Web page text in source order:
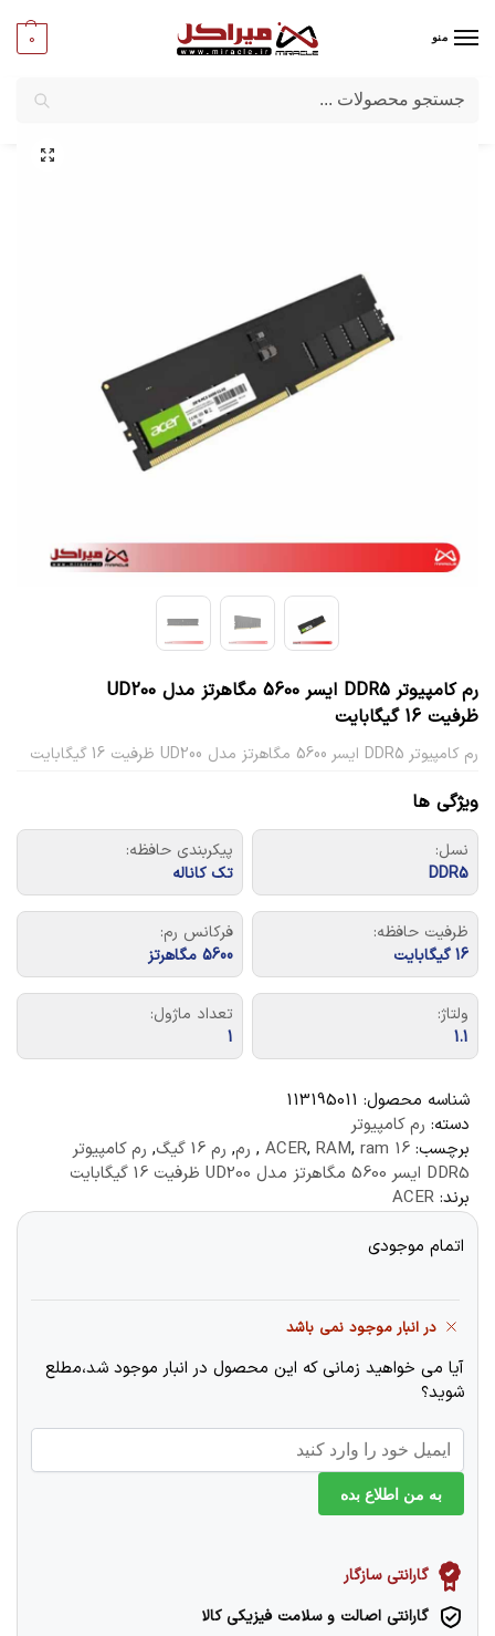
منو 0
میراکل/کامپیوتر/قطعات اصلی
رم کامپیوتر DDR5 ایسر 5600 مگاهرتز مدل UD200
ظرفیت 16 گیگابایت
رم کامپیوتر DDR5 ایسر 5600 مگاهرتز مدل UD200 ظرفیت 16 گیگابایت
ویژگی ها
نسل:
DDR5
پیکربندی حافظه:
تک کاناله
ظرفیت حافظه:
16 گیگابایت
فرکانس رم:
5600 مگاهرتز
ولتاژ:
1.1
تعداد ماژول:
1
شناسه محصول: 113195011
دسته: رم کامپیوتر
برچسب:
ACER, RAM, ram 16
, رم, رم 16 گیگ , رم کامپیوتر
DDR5 ایسر 5600 مگاهرتز مدل UD200 ظرفیت 16 گیگابایت
برند: ACER
اتمام موجودی
در انبار موجود نمی باشد
آیا می خواهید زمانی که این محصول در انبار موجود شد،مطلع
شوید؟
به من اطلاع بده
گارانتی سازگار
گارانتی اصالت و سلامت فیزیکی کالا